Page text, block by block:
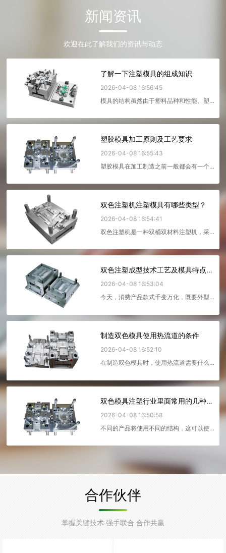
新闻资讯
欢迎在此了解我们的资讯与动态
了解一下注塑模具的组成知识
2026-04-08 16:56:45
模具的结构虽然由于塑料品种和性能、塑
不同而可能千变万化，但是基本结...
塑胶模具加工原则及工艺要求
2026-04-08 16:55:43
塑胶模具在加工制造之前一般都会有一个
加工精度，这是保证塑胶模具可...
双色注塑机注塑模具有哪些类型？
2026-04-08 16:54:41
双色注塑机是一种双桶双材料注塑机，采
料产品的注塑机。对于单色注塑机...
双色注塑成型技术工艺及模具特点简介
2026-04-08 16:53:04
今天，消费产品款式千变万化，既要外型
求。设计师一般因消费产品不同的用...
制造双色模具使用热流道的条件
2026-04-08 16:52:10
在制造双色模具时，使用热流道需要什么
熔体始终不凝固的模具。由于...
双色模具注塑行业里面常用的几种结构
2026-04-08 16:50:58
不同的产品将使用不同的结构，这可以使
合作伙伴
掌握关键技术 强手联合 合作共赢